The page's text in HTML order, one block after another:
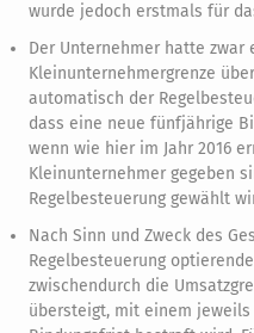
wurde jedoch erstmals für
Der Unternehmer hatte zwar
Kleinunternehmergrenze
automatisch der
dass eine neue fünfjährige
wenn wie hier im Jahr 2016
Kleinunternehmer gegeben
Regelbesteuerung gewählt
Nach Sinn und Zweck des
Regelbesteuerung
zwischendurch die
übersteigt, mit einem